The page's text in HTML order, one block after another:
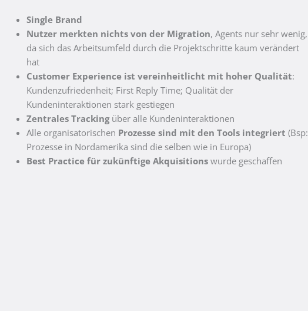
Single Brand
Nutzer merkten nichts von der Migration, Agents nur sehr wenig,
da sich das Arbeitsumfeld durch die Projektschritte kaum verändert
hat
Customer Experience ist vereinheitlicht mit hoher Qualität:
Kundenzufriedenheit; First Reply Time; Qualität der
Kundeninteraktionen stark gestiegen
Zentrales Trackingüber alle Kundeninteraktionen
Alle organisatorischen Prozesse sind mit den Tools integriert (Bsp:
Prozesse in Nordamerika sind die selben wie in Europa)
Best Practice für zukünftige Akquisitions wurde geschaffen